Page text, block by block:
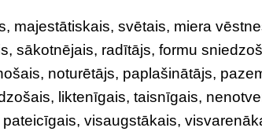
majestātiskais, svētais, miera
sākotnējais, radītājs, formu
noturētājs, paplašinātājs,
liktenīgais, taisnīgais,
visaugstākais,